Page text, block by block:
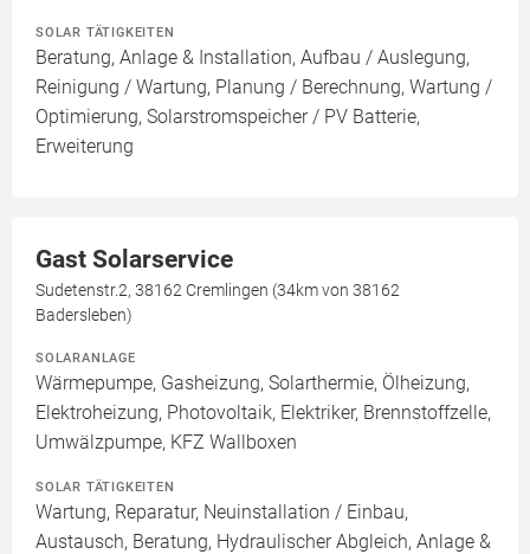
SOLAR TÄTIGKEITEN
Beratung, Anlage & Installation, Aufbau / Auslegung,
Reinigung / Wartung, Planung / Berechnung, Wartung /
Optimierung, Solarstromspeicher / PV Batterie,
Erweiterung
Gast Solarservice
Sudetenstr.2, 38162 Cremlingen (34km von 38162
Badersleben)
SOLARANLAGE
Wärmepumpe, Gasheizung, Solarthermie, Ölheizung,
Elektroheizung, Photovoltaik, Elektriker, Brennstoffzelle,
Umwälzpumpe, KFZ Wallboxen
SOLAR TÄTIGKEITEN
Wartung, Reparatur, Neuinstallation / Einbau,
Austausch, Beratung, Hydraulischer Abgleich, Anlage &